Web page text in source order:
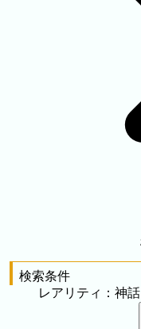
検索条件
レアリティ：神